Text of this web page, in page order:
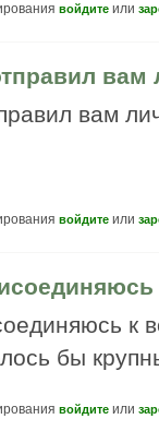
войдите или
вам
вам
войдите или
к
бы
войдите или